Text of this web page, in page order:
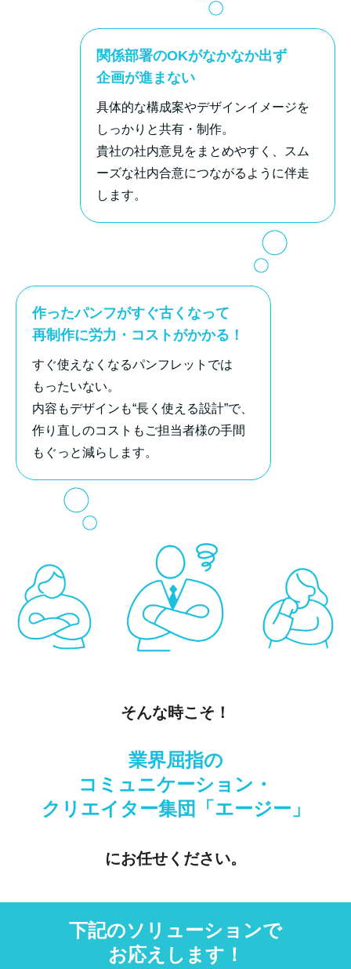
関係部署のOKがなかなか出ず
企画が進まない
具体的な構成案やデザインイメージを
しっかりと共有・制作。
貴社の社内意見をまとめやすく、スム
ーズな社内合意につながるように伴走
します。
作ったパンフがすぐ古くなって
再制作に労力・コストがかかる！
すぐ使えなくなるパンフレットでは
もったいない。
内容もデザインも“長く使える設計”で、
作り直しのコストもご担当者様の手間
もぐっと減らします。
そんな時こそ！
業界屈指の
コミュニケーション・
クリエイター集団「エージー」
にお任せください。
下記のソリューションで
お応えします！